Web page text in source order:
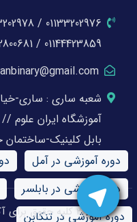
01144423859 / 09112800681
آموزشگاه ایران
بابل کلینیک-ساختمان حمیدزاده1-
دوره آموزشی در آمل
دوره آموزشی در بابلسر
دوره آموزشی در تنکابن
© 2026 کلیه حقوق برای آکادمی ایران باینری محفوظ است.